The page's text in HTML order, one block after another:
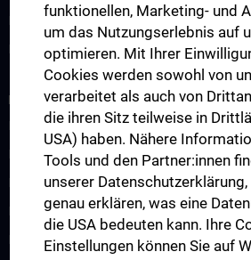
Famulatur
Fellows & Observer
FORSCHUNG
Forschung Viszeralchirurgie
Forschung Gefäßchirurgie
Forschung Transplantation
Preise und Auszeichnungen
Researcher of the month
funktionellen, Marketing- und
um das Nutzungserlebnis auf
optimieren. Mit Ihrer
Cookies werden sowohl von
verarbeitet als auch von
die ihren Sitz teilweise in
USA) haben. Nähere
Tools und den Partner:innen
unserer
genau erklären, was eine
die USA bedeuten kann. Ihre
Einstellungen können Sie auf